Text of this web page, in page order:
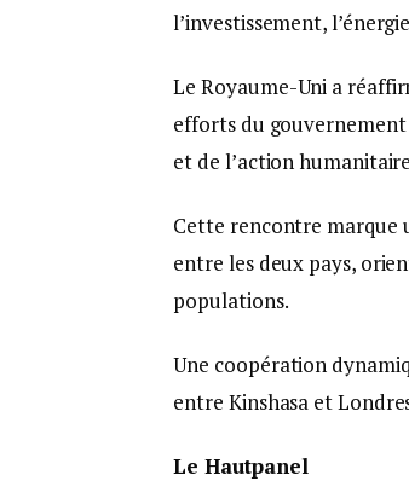
l’investissement,
Le Royaume-Uni a
efforts du
et de l’action
Cette rencontre marque
entre les deux pays,
populations.
Une coopération
entre Kinshasa et
Le Hautpanel